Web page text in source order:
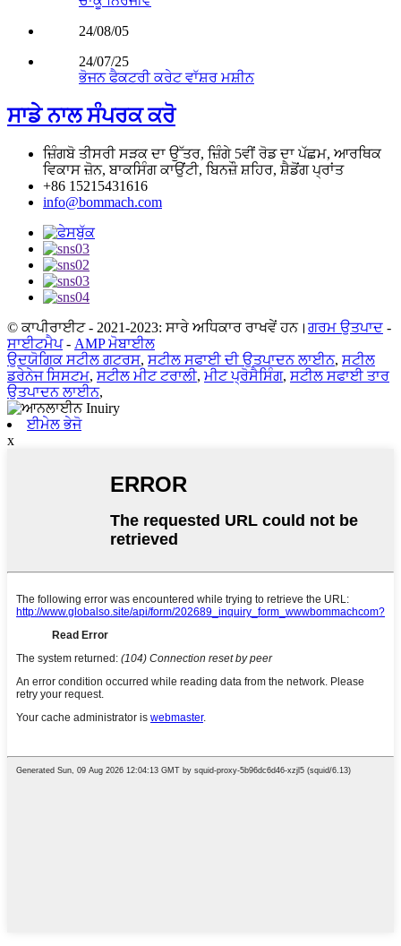
24/08/05
24/07/25
ਭੋਜਨ ਫੈਕਟਰੀ ਕਰੇਟ ਵਾੱਸ਼ਰ ਮਸ਼ੀਨ
ਸਾਡੇ ਨਾਲ ਸੰਪਰਕ ਕਰੋ
ਜ਼ਿੰਗਬੋ ਤੀਸਰੀ ਸੜਕ ਦਾ ਉੱਤਰ, ਜ਼ਿੰਗੇ 5ਵੀਂ ਰੋਡ ਦਾ ਪੱਛਮ, ਆਰਥਿਕ
ਵਿਕਾਸ ਜ਼ੋਨ, ਬਾਕਸਿੰਗ ਕਾਉਂਟੀ, ਬਿਨਜ਼ੌ ਸ਼ਹਿਰ, ਸ਼ੈਡੋਂਗ ਪ੍ਰਾਂਤ
+86 15215431616
info@bommach.com
© ਕਾਪੀਰਾਈਟ - 2021-2023: ਸਾਰੇ ਅਧਿਕਾਰ ਰਾਖਵੇਂ ਹਨ। ਗਰਮ ਉਤਪਾਦ -
ਸਾਈਟਮੈਪ- AMP ਮੋਬਾਈਲ
ਉਦਯੋਗਿਕ ਸਟੀਲ ਗਟਰਸ, ਸਟੀਲ ਸਫਾਈ ਦੀ ਉਤਪਾਦਨ ਲਾਈਨ, ਸਟੀਲ
ਡਰੇਨੇਜ ਸਿਸਟਮ, ਸਟੀਲ ਮੀਟ ਟਰਾਲੀ, ਮੀਟ ਪ੍ਰੋਸੈਸਿੰਗ, ਸਟੀਲ ਸਫਾਈ ਤਾਰ
ਉਤਪਾਦਨ ਲਾਈਨ,
ਈਮੇਲ ਭੇਜੋ
x